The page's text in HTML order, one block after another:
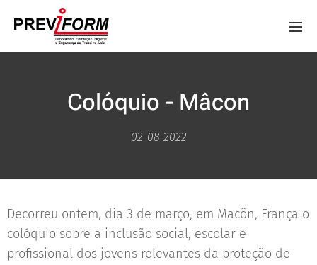
Colóquio - Mâcon
02-08-2022
Decorreu ontem, dia 3 de março, em Macôn, França o
colóquio sobre a inclusão social, escolar e
profissional dos jovens relevantes da proteção de